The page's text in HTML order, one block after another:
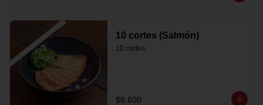
10 cortes (Salmón)
10 cortes.
$8.600